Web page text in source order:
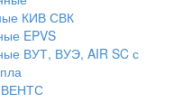
КИВ СВК
EPVS
ВУТ, ВУЭ, AIR SC с
ВЕНТС